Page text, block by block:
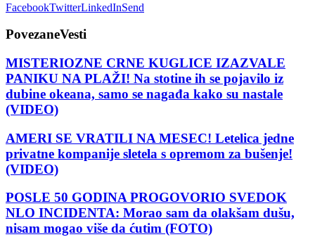
FacebookTwitterLinkedInSend
PovezaneVesti
MISTERIOZNE CRNE KUGLICE IZAZVALE
PANIKU NA PLAŽI! Na stotine ih se pojavilo iz
dubine okeana, samo se nagađa kako su nastale
(VIDEO)
AMERI SE VRATILI NA MESEC! Letelica jedne
privatne kompanije sletela s opremom za bušenje!
(VIDEO)
POSLE 50 GODINA PROGOVORIO SVEDOK
NLO INCIDENTA: Morao sam da olakšam dušu,
nisam mogao više da ćutim (FOTO)